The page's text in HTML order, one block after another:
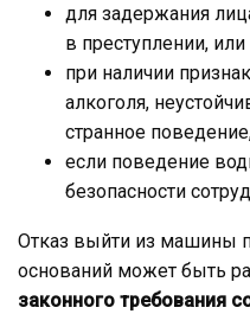
для задержания
в преступлении,
при наличии
алкоголя,
странное
если поведение
безопасности
Отказ выйти из машины
оснований может быть
законного требования